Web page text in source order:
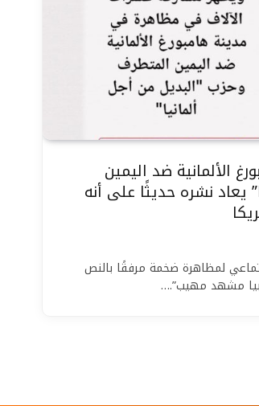
الألمانية ضد اليمين
يعاد نشره حديثًا على أنه
لمظاهرة ضخمة مرفقًا بالنص
مشهد مهيب”.…